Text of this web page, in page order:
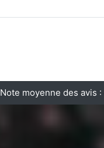
Note moyenne des avis :